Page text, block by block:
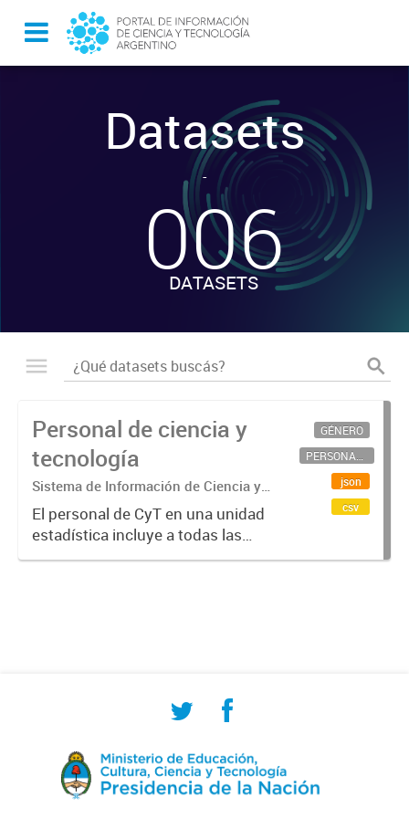
Datasets
-
006
DATASETS
Personal de ciencia y
tecnología
Sistema de Información de Ciencia y
Tecnología Argentino (SICYTAR)
El personal de CyT en una unidad
estadística incluye a todas las
personas involucradas
GÉNERO
PERSONAL CIENTÍFICO-TECNOLÓGICO
json
csv